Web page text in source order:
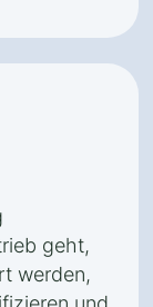
geht,
werden,